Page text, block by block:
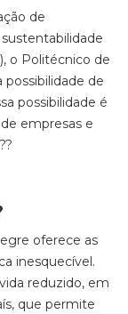
de
o Politécnico de
de
possibilidade é
empresas e
?
oferece as
inesquecível.
reduzido, em
que permite